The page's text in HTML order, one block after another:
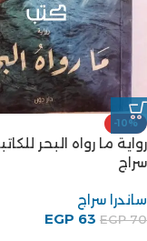
-10%
رواية ما رواه البحر
سراج
ساندرا سراج
EGP70
EGP 63